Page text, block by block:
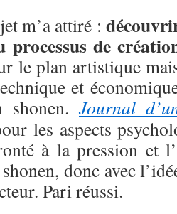
m’a attiré :
processus de
le plan artistique
et
Journal
les aspects
à la pression et
donc avec
Pari réussi.